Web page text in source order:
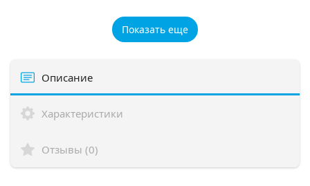
Показать еще
Описание
Характеристики
Отзывы (0)